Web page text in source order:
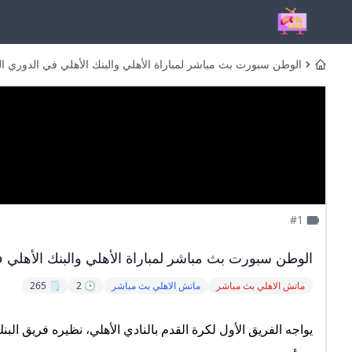
Homeالوطن سبورت بث مباشر لمباراة الأهلي والبنك الأهلي في الدوري الممتاز بجودة عالية
الوطن سبورت بث مباشر لمباراة الأهلي والبنك الأهلي
ماتش الاهلي بث مباشر ماتش الاهلي بث مباشر 🕒 2
🗒️ 265
يواجه الفريق الأول لكرة القدم بالنادي الأهلي، نظيره فريق